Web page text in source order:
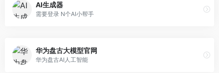
AI生成器
需要登录 N个AI小帮手
华为盘古大模型官网
华为盘古AI人工智能